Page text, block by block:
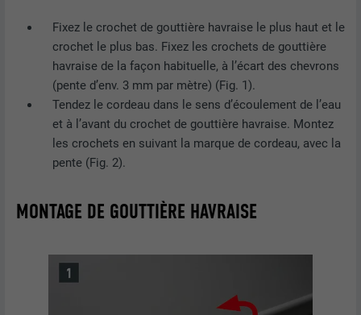
Fixez le crochet de gouttière havraise le plus haut et le
crochet le plus bas. Fixez les crochets de gouttière
havraise de la façon habituelle, à l’écart des chevrons
(pente d’env. 3 mm par mètre) (Fig. 1).
Tendez le cordeau dans le sens d’écoulement de l’eau
et à l’avant du crochet de gouttière havraise. Montez
les crochets en suivant la marque de cordeau, avec la
pente (Fig. 2).
MONTAGE DE GOUTTIÈRE HAVRAISE